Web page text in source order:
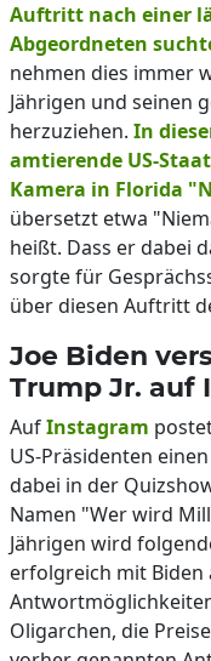
Auftritt nach einer
Abgeordneten
nehmen dies immer
Jährigen und seinen
herzuziehen. In
amtierende US-
Kamera in Florida
übersetzt etwa
heißt. Dass er dabei
sorgte für
über diesen Auftritt
Joe Biden
Trump Jr. auf
AufInstagram
US-Präsidenten
dabei in der
Namen "Wer wird
Jährigen wird
erfolgreich mit Biden
Oligarchen, die